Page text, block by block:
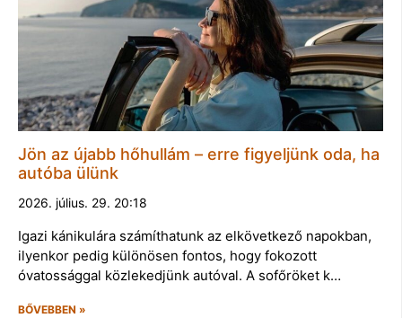
Jön az újabb hőhullám – erre figyeljünk oda, ha
autóba ülünk
2026. július. 29. 20:18
Igazi kánikulára számíthatunk az elkövetkező napokban,
ilyenkor pedig különösen fontos, hogy fokozott
óvatossággal közlekedjünk autóval. A sofőröket k…
BŐVEBBEN »